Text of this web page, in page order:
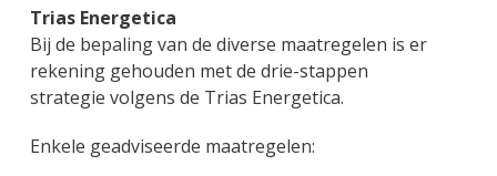
Trias Energetica
Bij de bepaling van de diverse maatregelen is er
rekening gehouden met de drie-stappen
strategie volgens de Trias Energetica.
Enkele geadviseerde maatregelen: